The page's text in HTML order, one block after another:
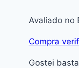
Avaliado no
Compra
Gostei